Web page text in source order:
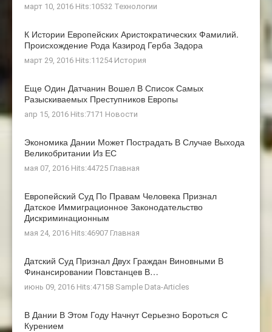
март 10, 2016 Hits:10532 Технологии
К Истории Европейских Аристократических Фамилий.
Происхождение Рода Казирод Герба Задора
март 29, 2016 Hits:11254 История
Еще Один Датчанин Вошел В Список Самых
Разыскиваемых Преступников Европы
апр 15, 2016 Hits:7171 Новости
Экономика Дании Может Пострадать В Случае Выхода
Великобритании Из ЕС
мая 07, 2016 Hits:44725 Главная
Европейский Суд По Правам Человека Признал
Датское Иммиграционное Законодательство
Дискриминационным
мая 24, 2016 Hits:46907 Главная
Датский Суд Признал Двух Граждан Виновными В
Финансировании Повстанцев В…
июнь 09, 2016 Hits:47158 Sample Data-Articles
В Дании В Этом Году Начнут Серьезно Бороться С
Курением